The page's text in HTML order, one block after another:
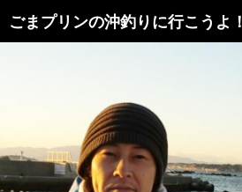
ごまプリンの沖釣りに行こうよ！
索
ス
キ
ッ